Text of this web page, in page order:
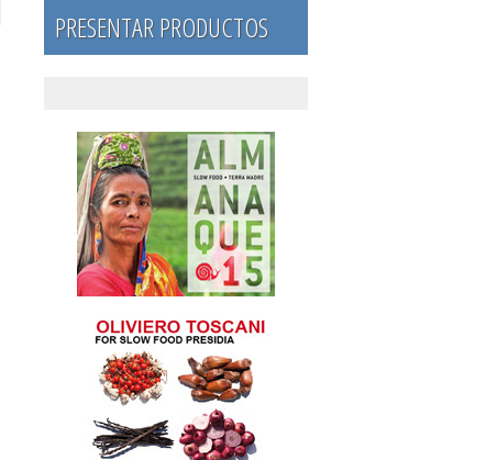
PRESENTAR PRODUCTOS